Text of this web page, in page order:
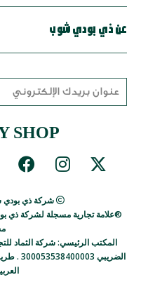
عن ذي بودي شوب
SHOP
شركة ذي بودي
®علامة تجارية مسجلة لشركة ذي
المكتب الرئيسي: شركة الثماد للتجارة.
الضريبي 300053538400003 .